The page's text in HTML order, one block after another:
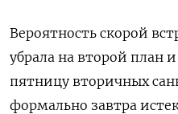
Вероятность скорой
убрала на второй план
пятницу вторичных
формально завтра